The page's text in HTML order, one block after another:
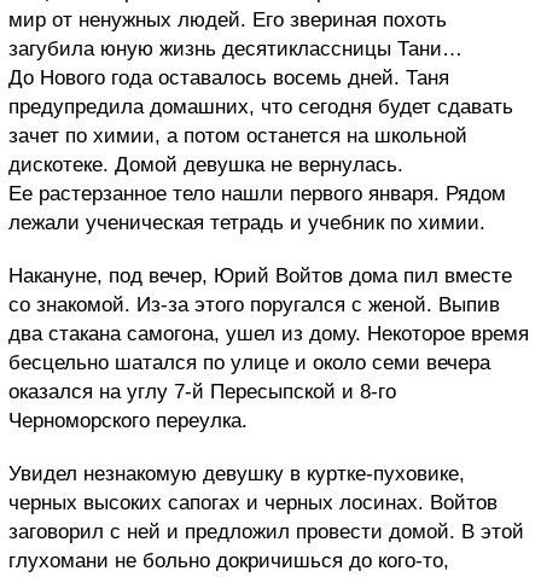
мир от ненужных людей. Его звериная похоть
загубила юную жизнь десятиклассницы Тани…
До Нового года оставалось восемь дней. Таня
предупредила домашних, что сегодня будет сдавать
зачет по химии, а потом останется на школьной
дискотеке. Домой девушка не вернулась.
Ее растерзанное тело нашли первого января. Рядом
лежали ученическая тетрадь и учебник по химии.
Накануне, под вечер, Юрий Войтов дома пил вместе
со знакомой. Из-за этого поругался с женой. Выпив
два стакана самогона, ушел из дому. Некоторое время
бесцельно шатался по улице и около семи вечера
оказался на углу 7-й Пересыпской и 8-го
Черноморского переулка.
Увидел незнакомую девушку в куртке-пуховике,
черных высоких сапогах и черных лосинах. Войтов
заговорил с ней и предложил провести домой. В этой
глухомани не больно докричишься до кого-то,